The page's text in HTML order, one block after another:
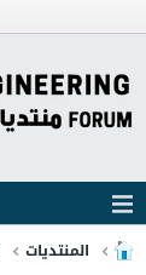
المنتديات